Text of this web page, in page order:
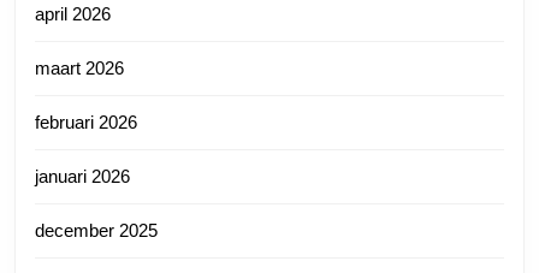
april 2026
maart 2026
februari 2026
januari 2026
december 2025